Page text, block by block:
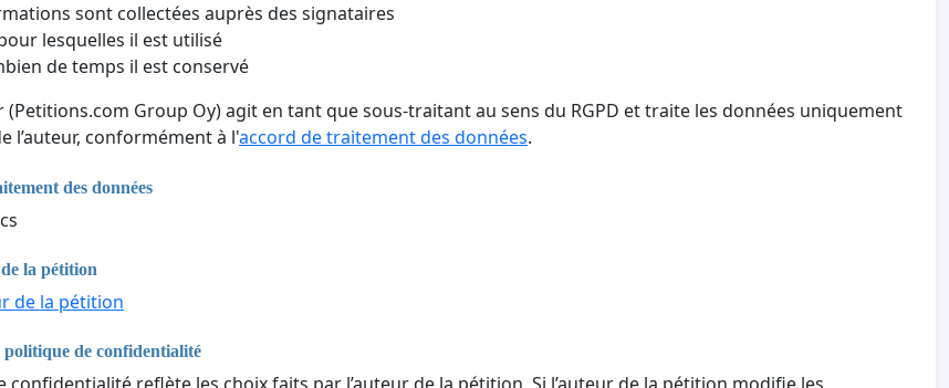
sont collectées auprès des signataires
lesquelles il est utilisé
de temps il est conservé
Group Oy) agit en tant que sous-traitant au sens du RGPD et traite les données uniquement
l’auteur, conformément à l'accord de traitement des données.
des données
la pétition
de la pétition
de confidentialité